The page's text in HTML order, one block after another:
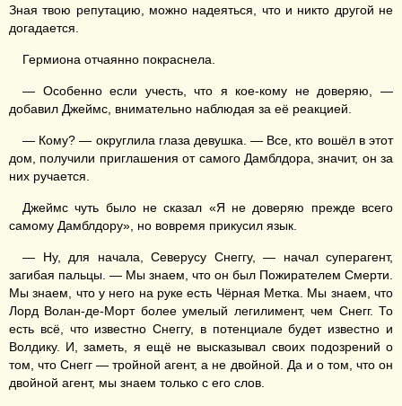
Зная твою репутацию, можно надеяться, что и никто другой не
догадается.
Гермиона отчаянно покраснела.
— Особенно если учесть, что я кое-кому не доверяю, —
добавил Джеймс, внимательно наблюдая за её реакцией.
— Кому? — округлила глаза девушка. — Все, кто вошёл в этот
дом, получили приглашения от самого Дамблдора, значит, он за
них ручается.
Джеймс чуть было не сказал «Я не доверяю прежде всего
самому Дамблдору», но вовремя прикусил язык.
— Ну, для начала, Северусу Снеггу, — начал суперагент,
загибая пальцы. — Мы знаем, что он был Пожирателем Смерти.
Мы знаем, что у него на руке есть Чёрная Метка. Мы знаем, что
Лорд Волан-де-Морт более умелый легилимент, чем Снегг. То
есть всё, что известно Снеггу, в потенциале будет известно и
Волдику. И, заметь, я ещё не высказывал своих подозрений о
том, что Снегг — тройной агент, а не двойной. Да и о том, что он
двойной агент, мы знаем только с его слов.